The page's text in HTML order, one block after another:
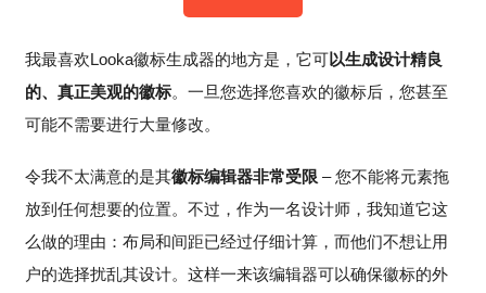
我最喜欢Looka徽标生成器的地方是，它可以生成设计精良
的、真正美观的徽标。一旦您选择您喜欢的徽标后，您甚至
可能不需要进行大量修改。
令我不太满意的是其徽标编辑器非常受限 – 您不能将元素拖
放到任何想要的位置。不过，作为一名设计师，我知道它这
么做的理由：布局和间距已经过仔细计算，而他们不想让用
户的选择扰乱其设计。这样一来该编辑器可以确保徽标的外